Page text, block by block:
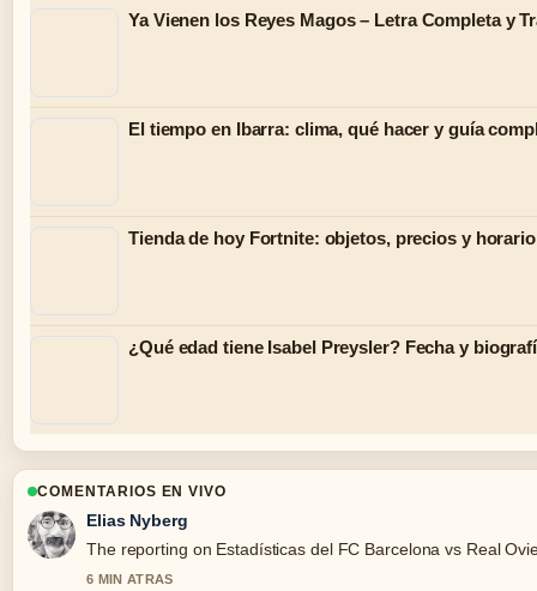
Ya Vienen los Reyes Magos – Letra Completa y
El tiempo en Ibarra: clima, qué hacer y guía
Tienda de hoy Fortnite: objetos, precios y
¿Qué edad tiene Isabel Preysler? Fecha y
COMENTARIOS EN VIVO
Elias Nyberg
The reporting on Estadísticas del FC Barcelona vs Real
6 MIN ATRAS